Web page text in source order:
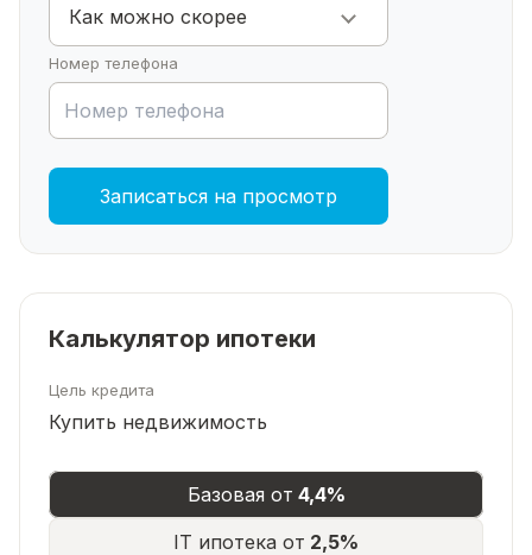
Как можно скорее
Номер телефона
Записаться на просмотр
Калькулятор ипотеки
Цель кредита
Купить недвижимость
Базовая от 4,4%
IT ипотека от 2,5%